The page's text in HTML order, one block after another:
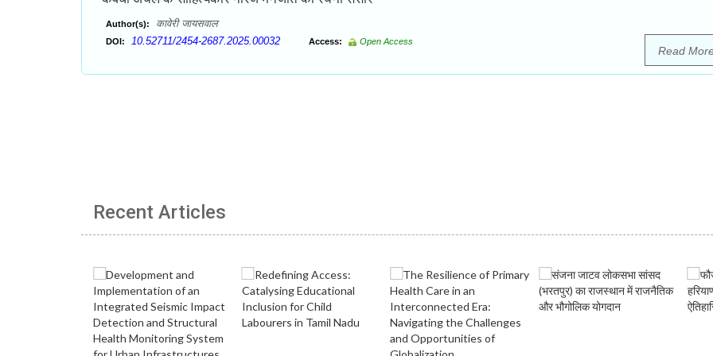
Author(s): कावेरी जायसवाल
DOI: 10.52711/2454-2687.2025.00032 Access: Open Access
Read
Recent Articles